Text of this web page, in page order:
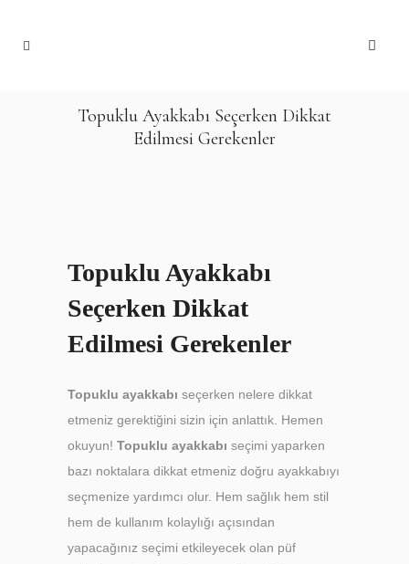
Topuklu Ayakkabı Seçerken Dikkat
Edilmesi Gerekenler
Topuklu Ayakkabı
Seçerken Dikkat
Edilmesi Gerekenler
Topuklu ayakkabı seçerken nelere dikkat
etmeniz gerektiğini sizin için anlattık. Hemen
okuyun! Topuklu ayakkabı seçimi yaparken
bazı noktalara dikkat etmeniz doğru ayakkabıyı
seçmenize yardımcı olur. Hem sağlık hem stil
hem de kullanım kolaylığı açısından
yapacağınız seçimi etkileyecek olan püf